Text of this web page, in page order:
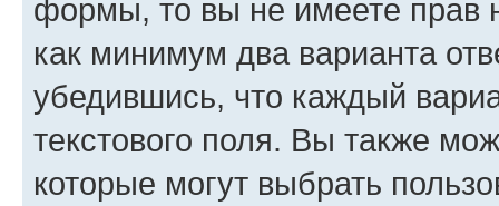
формы, то вы не имеете прав
как минимум два варианта
убедившись, что каждый
текстового поля. Вы также
которые могут выбрать